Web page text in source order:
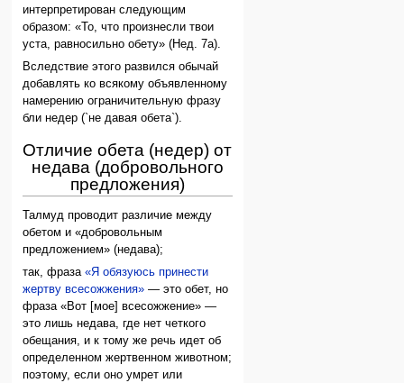
интерпретирован следующим
образом: «То, что произнесли твои
уста, равносильно обету» (Нед. 7а).
Вследствие этого развился обычай
добавлять ко всякому объявленному
намерению ограничительную фразу
бли недер (`не давая обета`).
Отличие обета (недер) от
недава (добровольного
предложения)
Талмуд проводит различие между
обетом и «добровольным
предложением» (недава);
так, фраза«Я обязуюсь принести
жертву всесожжения» — это обет, но
фраза «Вот [мое] всесожжение» —
это лишь недава, где нет четкого
обещания, и к тому же речь идет об
определенном жертвенном животном;
поэтому, если оно умрет или